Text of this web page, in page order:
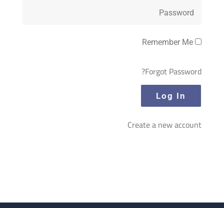
Forgot Password?
Create a new account